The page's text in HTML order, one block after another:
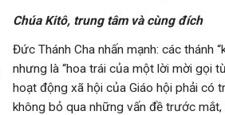
Chúa Kitô, trung tâm và cùng đích
Đức Thánh Cha nhấn mạnh: các thánh
nhưng là “hoa trái của một lời mời gọi
hoạt động xã hội của Giáo hội phải có
không bỏ qua những vấn đề trước